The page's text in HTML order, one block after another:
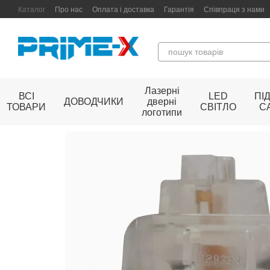
Перейти до основного контенту
Каталог Про нас Оплата і доставка Гарантія Співпраця з нами
ВСІ
ТОВАРИ
ДОВОДЧИКИ
Лазерні
дверні
логотипи
LED
СВІТЛО